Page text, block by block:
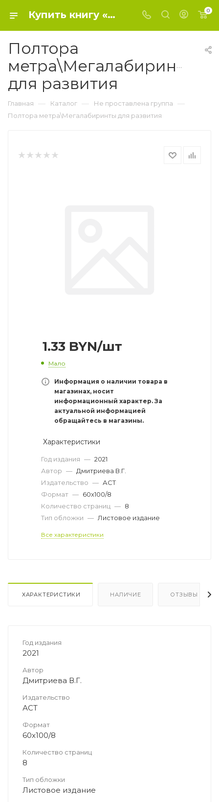
Купить книгу «Полтора метра\Мегалабиринты для развития» 2021, Дмитриева В.Г. - Не проставлена группа 0
Полтора
метра\Мегалабиринты
для развития
Главная — Каталог — Не проставлена группа —
Полтора метра\Мегалабиринты для развития
1.33 BYN/шт
Мало
Информация о наличии товара в
магазинах, носит
информационный характер. За
актуальной информацией
обращайтесь в магазины.
Характеристики
Год издания — 2021
Автор — Дмитриева В.Г.
Издательство — АСТ
Формат — 60x100/8
Количество страниц — 8
Тип обложки — Листовое издание
Все характеристики
ХАРАКТЕРИСТИКИ НАЛИЧИЕ ОТЗЫВЫ
Год издания
2021
Автор
Дмитриева В.Г.
Издательство
АСТ
Формат
60x100/8
Количество страниц
8
Тип обложки
Листовое издание